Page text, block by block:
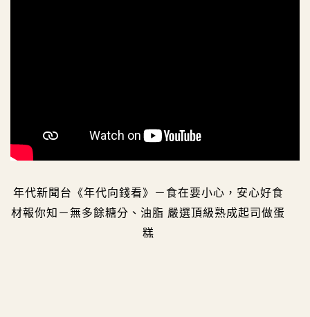
年代新聞台《年代向錢看》－食在要小心，安心好食
材報你知－無多餘糖分、油脂 嚴選頂級熟成起司做蛋
糕